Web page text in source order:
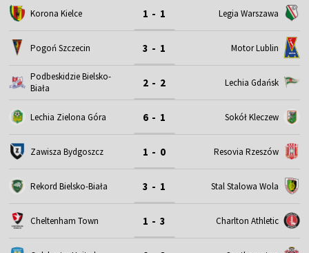
Korona Kielce 1 - 1 Legia Warszawa
Pogoń Szczecin 3 - 1 Motor Lublin
Podbeskidzie Bielsko-
Biała
2 - 2 Lechia Gdańsk
Lechia Zielona Góra 6 - 1 Sokół Kleczew
Zawisza Bydgoszcz 1 - 0 Resovia Rzeszów
Rekord Bielsko-Biała 3 - 1 Stal Stalowa Wola
Cheltenham Town 1 - 3 Charlton Athletic